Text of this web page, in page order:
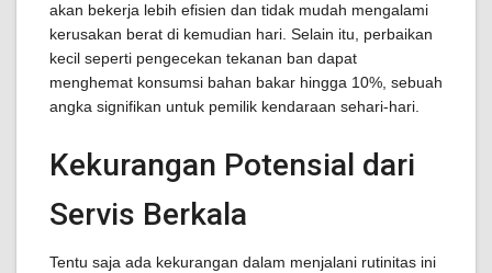
akan bekerja lebih efisien dan tidak mudah mengalami
kerusakan berat di kemudian hari. Selain itu, perbaikan
kecil seperti pengecekan tekanan ban dapat
menghemat konsumsi bahan bakar hingga 10%, sebuah
angka signifikan untuk pemilik kendaraan sehari-hari.
Kekurangan Potensial dari
Servis Berkala
Tentu saja ada kekurangan dalam menjalani rutinitas ini